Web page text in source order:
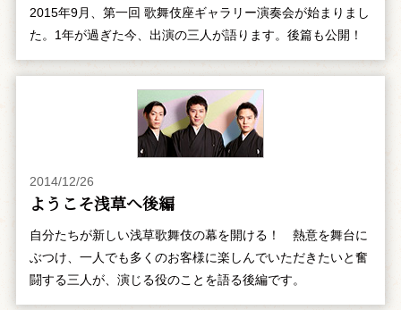
2015年9月、第一回 歌舞伎座ギャラリー演奏会が始まりまし
た。1年が過ぎた今、出演の三人が語ります。後篇も公開！
2014/12/26
ようこそ浅草へ――後編
自分たちが新しい浅草歌舞伎の幕を開ける！ 熱意を舞台に
ぶつけ、一人でも多くのお客様に楽しんでいただきたいと奮
闘する三人が、演じる役のことを語る後編です。